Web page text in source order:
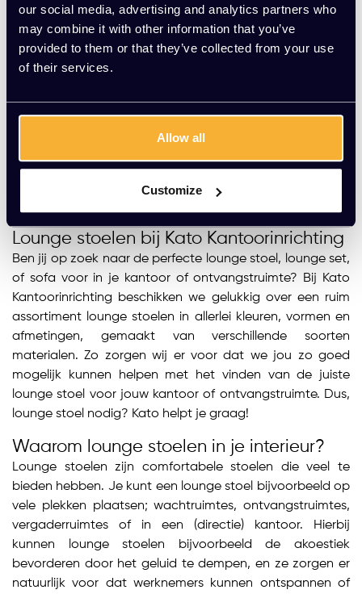
our social media, advertising and analytics partners who
may combine it with other information that you’ve
provided to them or that they’ve collected from your use
of their services.
Allow all
Customize
2-zits bank Wales | Beige
EUR 1.319,00 Excl. btw
TOEVOEGEN AAN
WINKELWAGEN
1 2 3 4 5
Lounge stoelen bij Kato Kantoorinrichting
Ben jij op zoek naar de perfecte lounge stoel, lounge set,
of sofa voor in je kantoor of ontvangstruimte? Bij Kato
Kantoorinrichting beschikken we gelukkig over een ruim
assortiment lounge stoelen in allerlei kleuren, vormen en
afmetingen, gemaakt van verschillende soorten
materialen. Zo zorgen wij er voor dat we jou zo goed
mogelijk kunnen helpen met het vinden van de juiste
lounge stoel voor jouw kantoor of ontvangstruimte. Dus,
lounge stoel nodig? Kato helpt je graag!
Waarom lounge stoelen in je interieur?
Lounge stoelen zijn comfortabele stoelen die veel te
bieden hebben. Je kunt een lounge stoel bijvoorbeeld op
vele plekken plaatsen; wachtruimtes, ontvangstruimtes,
vergaderruimtes of in een (directie) kantoor. Hierbij
kunnen lounge stoelen bijvoorbeeld de akoestiek
bevorderen door het geluid te dempen, en ze zorgen er
natuurlijk voor dat werknemers kunnen ontspannen of